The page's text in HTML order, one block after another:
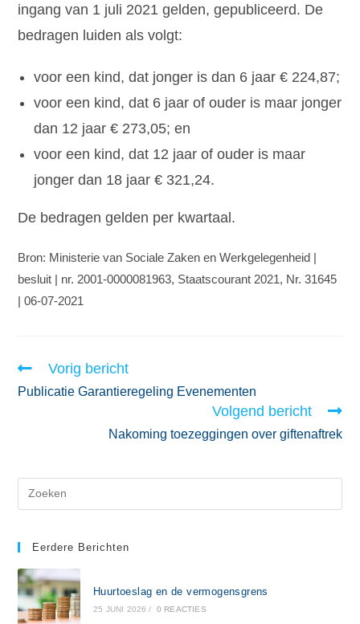
ingang van 1 juli 2021 gelden, gepubliceerd. De
bedragen luiden als volgt:
voor een kind, dat jonger is dan 6 jaar € 224,87;
voor een kind, dat 6 jaar of ouder is maar jonger
dan 12 jaar € 273,05; en
voor een kind, dat 12 jaar of ouder is maar
jonger dan 18 jaar € 321,24.
De bedragen gelden per kwartaal.
Bron: Ministerie van Sociale Zaken en Werkgelegenheid |
besluit | nr. 2001-0000081963, Staatscourant 2021, Nr. 31645
| 06-07-2021
Vorig bericht
Publicatie Garantieregeling Evenementen
Volgend bericht
Nakoming toezeggingen over giftenaftrek
Eerdere Berichten
Huurtoeslag en de vermogensgrens
25 JUNI 2026 / 0 REACTIES